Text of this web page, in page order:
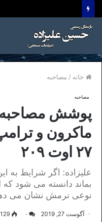
خانه / مصاحبه
مصاحبه
پوشش
ماکرون و
۲۷ اوت ۲۰۹
علیزاده: اگر شرایط به
بماند دانسته می شود که
نوعی نرمش نشان می
آگوست 27, 2019 ۰ 129